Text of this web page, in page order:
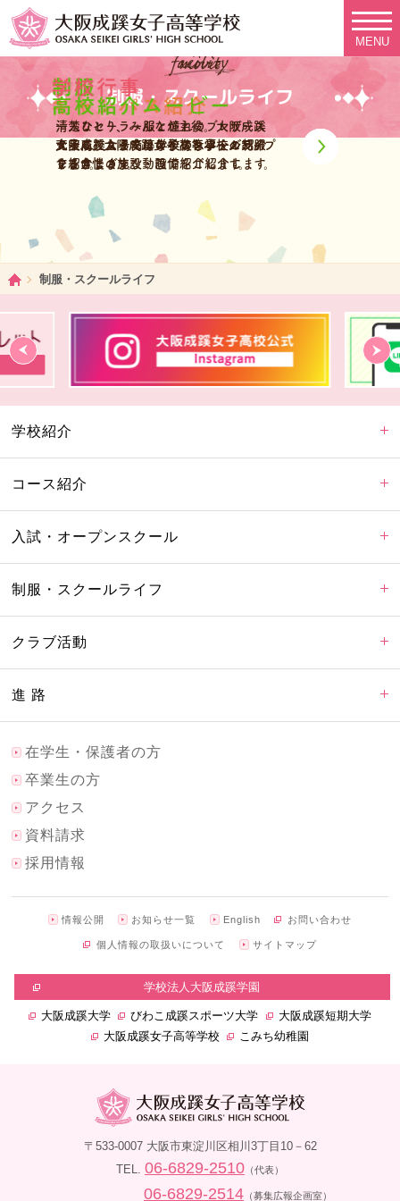
MENU
制服・スクールライフ
清楚なセーラー服と憧れのブレザース
タイル、大阪成蹊女子高等学校の制服
を紹介します。
一人ひとり、みんなが主役。大阪成蹊
女子高校ならではの学校行事をご紹介
します。
充実したスクールライフをバックアップ
する自慢の施設・設備をご紹介します。
大阪成蹊女子高等学校のスクールライ
フをさまざまな動画で紹介します。
ホーム制服・スクールライフ
学校紹介
コース紹介
入試・オープンスクール
制服・スクールライフ
クラブ活動
進 路
在学生・保護者の方
卒業生の方
アクセス
資料請求
採用情報
情報公開 お知らせ一覧 English お問い合わせ
個人情報の取扱いについて サイトマップ
学校法人大阪成蹊学園
大阪成蹊大学 びわこ成蹊スポーツ大学
大阪成蹊短期大学
大阪成蹊女子高等学校
こみち幼稚園
〒533-0007 大阪市東淀川区相川3丁目10－62
TEL. 06-6829-2510 （代表）
06-6829-2514 （募集広報企画室）